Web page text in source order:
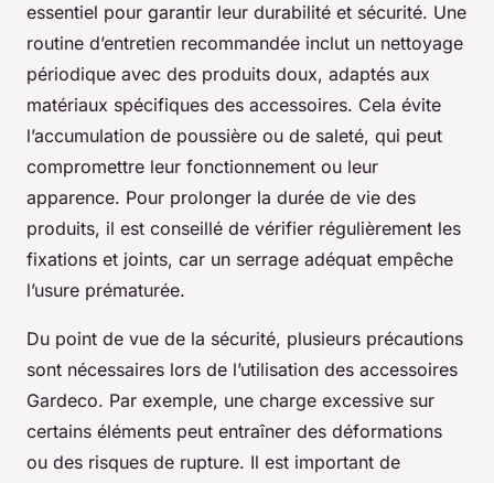
essentiel pour garantir leur durabilité et sécurité. Une
routine d’entretien recommandée inclut un nettoyage
périodique avec des produits doux, adaptés aux
matériaux spécifiques des accessoires. Cela évite
l’accumulation de poussière ou de saleté, qui peut
compromettre leur fonctionnement ou leur
apparence. Pour prolonger la durée de vie des
produits, il est conseillé de vérifier régulièrement les
fixations et joints, car un serrage adéquat empêche
l’usure prématurée.
Du point de vue de la sécurité, plusieurs précautions
sont nécessaires lors de l’utilisation des accessoires
Gardeco. Par exemple, une charge excessive sur
certains éléments peut entraîner des déformations
ou des risques de rupture. Il est important de